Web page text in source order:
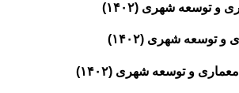
توسعه شهری (۱۴۰۲)
توسعه شهری (۱۴۰۲)
و توسعه شهری (۱۴۰۲)